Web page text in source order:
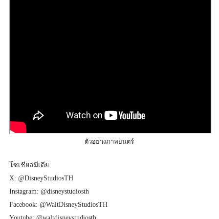
ตัวอย่างภาพยนตร์
โซเชียลมีเดีย:
X: @DisneyStudiosTH
Instagram: @disneystudiosth
Facebook: @WaltDisneyStudiosTH